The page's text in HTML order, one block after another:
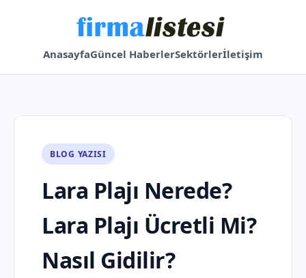
AnasayfaGüncel HaberlerSektörlerİletişim
BLOG YAZISI
Lara Plajı Nerede?
Lara Plajı Ücretli Mi?
Nasıl Gidilir?